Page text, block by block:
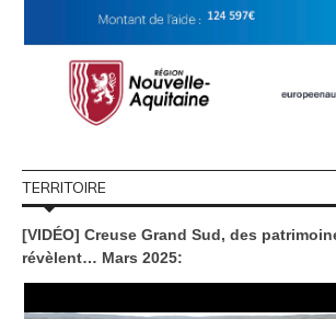
TERRITOIRE
[VIDÉO] Creuse Grand Sud, des
révèlent… Mars 2025: